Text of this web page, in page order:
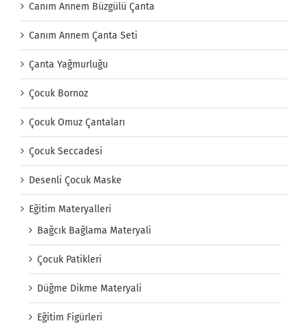
Canım Annem Büzgülü Çanta
Canım Annem Çanta Seti
Çanta Yağmurluğu
Çocuk Bornoz
Çocuk Omuz Çantaları
Çocuk Seccadesi
Desenli Çocuk Maske
Eğitim Materyalleri
Bağcık Bağlama Materyali
Çocuk Patikleri
Düğme Dikme Materyali
Eğitim Figürleri